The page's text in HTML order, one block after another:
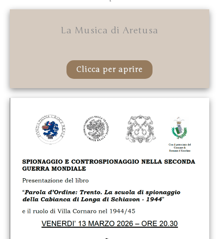
La Musica di Aretusa
Clicca per aprire